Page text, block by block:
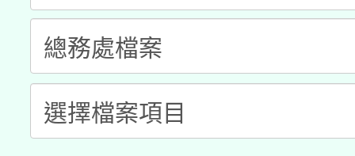
「數位內容與教學軟體
pilot」
有關大陸委員會函釋公
薪期間赴陸應申請許可
轉知經濟部水利署委託